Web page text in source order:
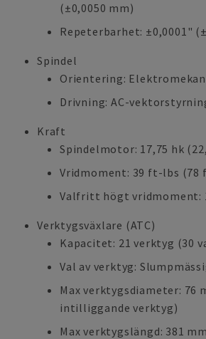
(±0,0050 mm)
Repeterbarhet: ±0,0001"
Spindel
Orientering:
Drivning: AC-
Kraft
Spindelmotor: 17,75 hk
Vridmoment: 39 ft-lbs (78
Valfritt högt vridmoment:
Verktygsväxlare (ATC)
Kapacitet: 21 verktyg (30
Val av verktyg:
Max verktygsdiameter: 76
intilliggande verktyg)
Max verktygslängd: 381 mm